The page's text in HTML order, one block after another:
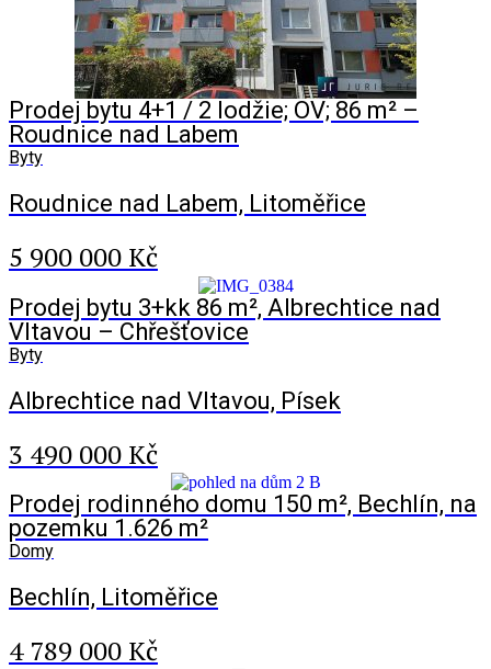
Prodej bytu 4+1 / 2 lodžie; OV; 86 m² –
Roudnice nad Labem
Byty
Roudnice nad Labem, Litoměřice
5 900 000 Kč
Prodej bytu 3+kk 86 m², Albrechtice nad
Vltavou – Chřešťovice
Byty
Albrechtice nad Vltavou, Písek
3 490 000 Kč
Prodej rodinného domu 150 m², Bechlín, na
pozemku 1.626 m²
Domy
Bechlín, Litoměřice
4 789 000 Kč